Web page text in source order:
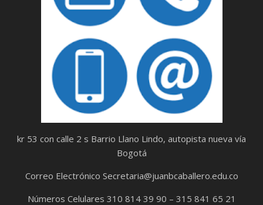
kr 53 con calle 2 s Barrio Llano Lindo, autopista nueva vía
Bogotá
Correo Electrónico Secretaria@juanbcaballero.edu.co
Números Celulares 310 814 39 90 – 315 841 65 21